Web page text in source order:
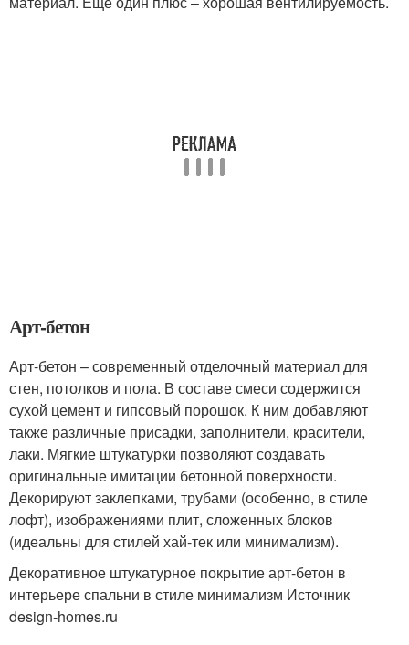
Арт-бетон
Арт-бетон – современный отделочный материал для
стен, потолков и пола. В составе смеси содержится
сухой цемент и гипсовый порошок. К ним добавляют
также различные присадки, заполнители, красители,
лаки. Мягкие штукатурки позволяют создавать
оригинальные имитации бетонной поверхности.
Декорируют заклепками, трубами (особенно, в стиле
лофт), изображениями плит, сложенных блоков
(идеальны для стилей хай-тек или минимализм).
Декоративное штукатурное покрытие арт-бетон в
интерьере спальни в стиле минимализм Источник
design-homes.ru